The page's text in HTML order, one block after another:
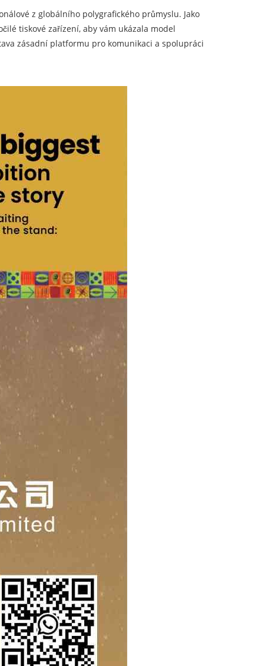
z globálního polygrafického průmyslu. Jako
tiskové zařízení, aby vám ukázala model
zásadní platformu pro komunikaci a spolupráci